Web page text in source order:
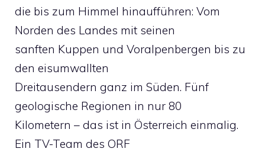
die bis zum Himmel hinaufführen: Vom
Norden des Landes mit seinen
sanften Kuppen und Voralpenbergen bis zu
den eisumwallten
Dreitausendern ganz im Süden. Fünf
geologische Regionen in nur 80
Kilometern – das ist in Österreich einmalig.
Ein TV-Team des ORF